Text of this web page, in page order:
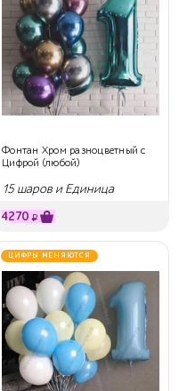
Фонтан Хром разноцветный с
Цифрой (любой)
15 шаров и Единица
4270 ₽
ЦИФРЫ МЕНЯЮТСЯ